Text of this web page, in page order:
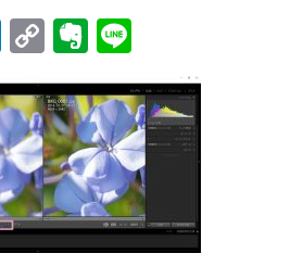
Li
k
e
dI
n
C
p
y
Li
n
k
Ev
n
ot
e
e